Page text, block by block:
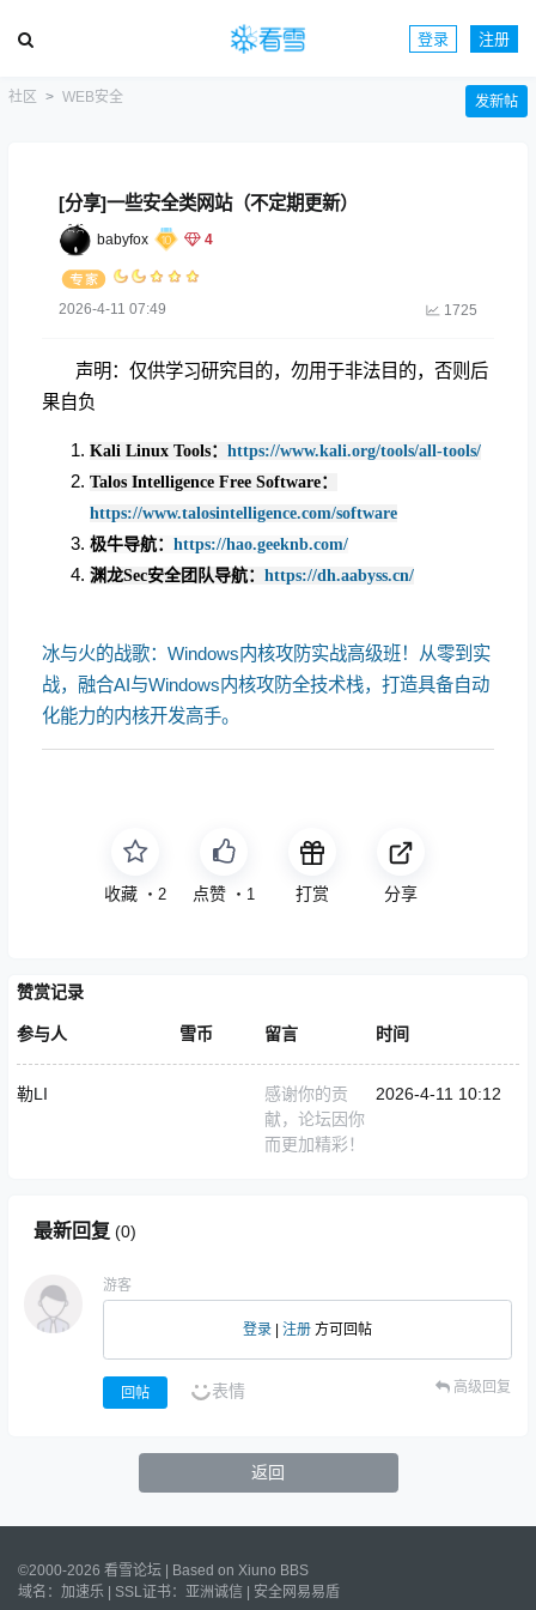
登录 注册
社区 WEB安全 发新帖
[分享]一些安全类网站（不定期更新）
babyfox 4
2026-4-11 07:49 1725
声明：仅供学习研究目的，勿用于非法目的，否则后
果自负
Kali Linux Tools： https://www.kali.org/tools/all-tools/
Talos Intelligence Free Software：
https://www.talosintelligence.com/software
极牛导航： https://hao.geeknb.com/
渊龙Sec安全团队导航： https://dh.aabyss.cn/
冰与火的战歌：Windows内核攻防实战高级班！从零到实
战，融合AI与Windows内核攻防全技术栈，打造具备自动
化能力的内核开发高手。
收藏 ・ 2 点赞 ・ 1 打赏 分享
赞赏记录
参与人 雪币 留言 时间
勒LI
感谢你的贡
献，论坛因你
而更加精彩！
2026-4-11 10:12
最新回复 (0)
游客
登录 注册 方可回帖
回帖 表情 高级回复
返回
©2000-2026 看雪论坛 | Based on Xiuno BBS
域名： 加速乐 | SSL证书： 亚洲诚信 安全网易易盾